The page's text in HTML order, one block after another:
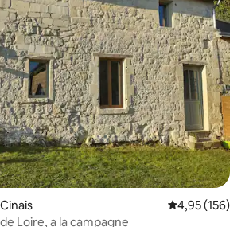
Évaluation
4,95 (156)
Loire, a la campagne